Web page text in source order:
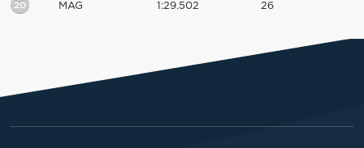
20 MAG 1:29.502 26